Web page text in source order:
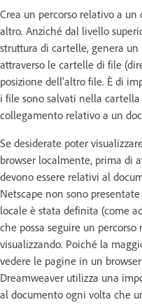
Crea un percorso relativo a
altro. Anziché dal livello
struttura di cartelle, genera un
attraverso le cartelle di file
posizione dell'altro file. È di
i file sono salvati nella
collegamento relativo a un
Se desiderate poter
browser localmente, prima di
devono essere relativi al
Netscape non sono
locale è stata definita (come
che possa seguire un
visualizzando. Poiché la
vedere le pagine in un
Dreamweaver utilizza una
al documento ogni volta che